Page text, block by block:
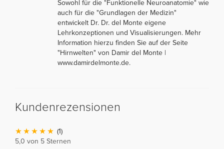
Sowohl für die "Funktionelle Neuroanatomie" wie
auch für die "Grundlagen der Medizin"
entwickelt Dr. Dr. del Monte eigene
Lehrkonzeptionen und Visualisierungen. Mehr
Information hierzu finden Sie auf der Seite
"Hirnwelten" von Damir del Monte |
www.damirdelmonte.de.
Kundenrezensionen
(1)
5,0 von 5 Sternen